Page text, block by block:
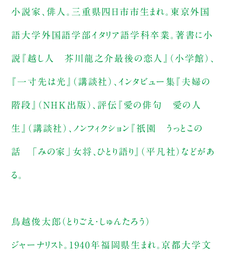
小説家、俳人。三重県四日市市生まれ。東京外国
語大学外国語学部イタリア語学科卒業。著書に小
説『越し人 芥川龍之介最後の恋人』（小学館）、
『一寸先は光』（講談社）、インタビュー集『夫婦の
階段』（NHK出版）、評伝『愛の俳句 愛の人
生』（講談社）、ノンフィクション『祇園 うっとこの
話 「みの家」女将、ひとり語り』（平凡社）などがあ
る。
鳥越俊太郎（とりごえ・しゅんたろう）
ジャーナリスト。1940年福岡県生まれ。京都大学文